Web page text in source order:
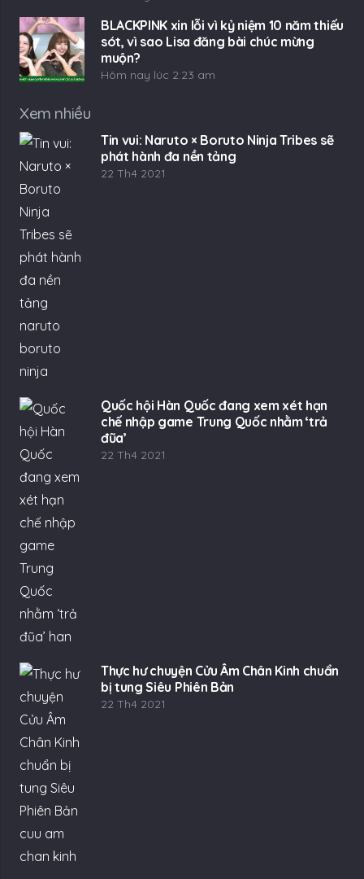
BLACKPINK xin lỗi vì kỷ niệm 10 năm thiếu
sót, vì sao Lisa đăng bài chúc mừng
muộn?
Hôm nay lúc 2:23 am
Xem nhiều
Tin vui: Naruto × Boruto Ninja Tribes sẽ
phát hành đa nền tảng
22 Th4 2021
Quốc hội Hàn Quốc đang xem xét hạn
chế nhập game Trung Quốc nhằm ‘trả
đũa’
22 Th4 2021
Thực hư chuyện Cửu Âm Chân Kinh chuẩn
bị tung Siêu Phiên Bản
22 Th4 2021